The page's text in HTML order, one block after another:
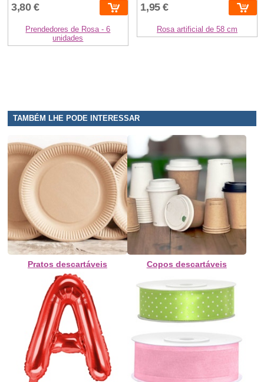
3,80 €
Prendedores de Rosa - 6
unidades
1,95 €
Rosa artificial de 58 cm
TAMBÉM LHE PODE INTERESSAR
Pratos descartáveis Copos descartáveis